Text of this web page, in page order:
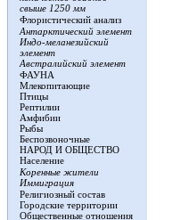
свыше 1250 мм
Флористический анализ
Антарктический элемент
Индо-меланезийский
элемент
Австралийский элемент
ФАУНА
Млекопитающие
Птицы
Рептилии
Амфибии
Рыбы
Беспозвоночные
НАРОД И ОБЩЕСТВО
Население
Коренные жители
Иммиграция
Религиозный состав
Городские территории
Общественные отношения